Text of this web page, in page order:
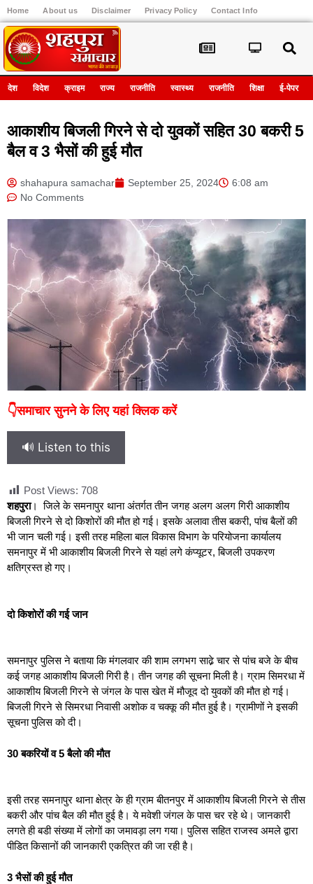
Home About us Disclaimer Privacy Policy Contact Info
देश विदेश क्राइम राज्य राजनीति स्वास्थ्य राजनीति शिक्षा ई-पेपर
आकाशीय बिजली गिरने से दो युवकों सहित 30 बकरी 5
बैल व 3 भैसों की हुई मौत
shahapura samachar September 25, 2024
6:08 am
No Comments
👇समाचार सुनने के लिए यहां क्लिक करें
🔊 Listen to this
Post Views: 708
शहपुरा। जिले के समनापुर थाना अंतर्गत तीन जगह अलग अलग गिरी आकाशीय
बिजली गिरने से दो किशोरों की मौत हो गई। इसके अलावा तीस बकरी, पांच बैलों की
भी जान चली गई। इसी तरह महिला बाल विकास विभाग के परियोजना कार्यालय
समनापुर में भी आकाशीय बिजली गिरने से यहां लगे कंप्यूटर, बिजली उपकरण
क्षतिग्रस्त हो गए।
दो किशोरों की गई जान
समनापुर पुलिस ने बताया कि मंगलवार की शाम लगभग साढे़ चार से पांच बजे के बीच
कई जगह आकाशीय बिजली गिरी है। तीन जगह की सूचना मिली है। ग्राम सिमरधा में
आकाशीय बिजली गिरने से जंगल के पास खेत में मौजूद दो युवकों की मौत हो गई।
बिजली गिरने से सिमरधा निवासी अशोक व चक्कू की मौत हुई है। ग्रामीणों ने इसकी
सूचना पुलिस को दी।
30 बकरियों व 5 बैलो की मौत
इसी तरह समनापुर थाना क्षेत्र के ही ग्राम बीतनपुर में आकाशीय बिजली गिरने से तीस
बकरी और पांच बैल की मौत हुई है। ये मवेशी जंगल के पास चर रहे थे। जानकारी
लगते ही बडी संख्या में लोगों का जमावड़ा लग गया। पुलिस सहित राजस्व अमले द्वारा
पीडित किसानों की जानकारी एकत्रित की जा रही है।
3 भैसों की हुई मौत